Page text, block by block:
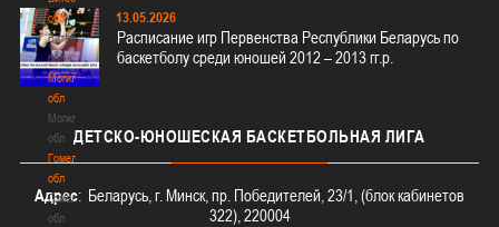
обл
Витебская
обл
Могилевская
обл
Могилевская
обл
Гомельская
обл
Гомельская
обл
13.05.2026
Расписание игр Первенства Республики Беларусь по
баскетболу среди юношей 2012 – 2013 гг.р.
ДЕТСКО-ЮНОШЕСКАЯ БАСКЕТБОЛЬНАЯ ЛИГА
Адрес: Беларусь, г. Минск, пр. Победителей, 23/1, (блок кабинетов
322), 220004